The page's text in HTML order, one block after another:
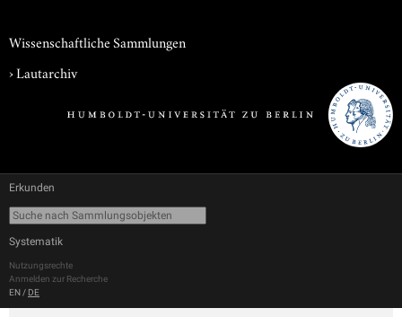
Wissenschaftliche Sammlungen
›Lautarchiv
Erkunden
Systematik
Nutzungsrechte
Anmelden zur Recherche
EN / DE